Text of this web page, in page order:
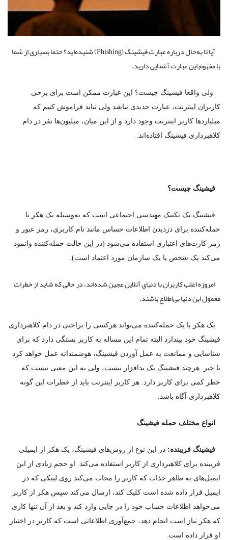
آیا تا به‌حال درباره عبارت فیشینگ (Phishing) شنیده‌اید؟ حتما بسیاری از شما
با مفهوم این عبارت آشنایی دارید.
ولی واقعا فیشینگ چیست؟ این عبارت ممکن است برای برخی
کاربران اینترنت، عبارت جدیدی نباشد ولی نباید فراموش کنیم که
میلیاردها کاربر اینترنت وجود دارد و از این میان، میلیون‌ها نفر در دام
کلاهبرداری فیشینگ افتاده‌اند.
فیشینگ چیست؟
فیشینگ یک تکنیک مهندسی اجتماعی است که به‌وسیله یک هکر یا
حمله‌کننده برای دزدیدن اطلاعات حساس مانند نام کاربری، رمز عبور و
رمز کارت‌های اعتباری استفاده می‌شود (در این حالت حمله‌کننده وانمود
می‌کند یک شخص یا یک سازمان مورد اعتماد است).
امروزه اغلب کاربران با دنیای آنلاین عجین شده‌اند، در حالی که شاید از خطرات
معمول این دنیا بی‌اطلاع باشند.
یک هکر یا یک حمله‌کننده می‌تواند هرکسی را براحتی در دام کلاهبرداری
فیشینگ خود بیندازد البته تمام این مساله به کاربر بستگی دارد که برای
شناسایی و ممانعت به عمل آوردن فیشینگ، هوشمندانه عمل خواهد کرد
یا خیر. هرچند فیشینگ یک بدافزار نیست، ولی به این معنی نیست که
خطر کمی برای کاربر دارد. هر کاربر اینترنت باید از خطرات این گونه
کلاهبرداری آگاه باشد.
انواع مختلف حمله فیشینگ
فیشینگ فریبنده: در این نوع از روش‌های فیشینگ، یک هکر از ایمیلی
فریبنده برای کلاهبرداری از کاربر استفاده می‌کند. او حجم زیادی از این
ایمیل‌های به ظاهر جذاب که کاربر را مجاب می‌کند روی لینکی که در
ایمیل قرار داده شده است کلیک کند، ارسال می‌کند سپس هکر از کاربر
می‌خواهد اطلاعات حساب خود را در جایی وارد کند و بعد از آن تنها کاری
که هکر نیاز است انجام دهد، جمع‌آوری اطلاعاتی است که کاربر در اختیار
او قرار داده است.